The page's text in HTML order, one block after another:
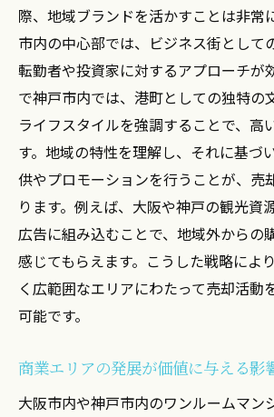
際、地域ブランドを活かすことは非常
市内の中心部では、ビジネス街として
転勤者や投資家に対するアプローチが
で神戸市内では、港町としての独特の
ライフスタイルを強調することで、高
す。地域の特性を理解し、それに基づ
供やプロモーションを行うことが、売
ります。例えば、大阪や神戸の観光資
広告に組み込むことで、地域外からの
感じてもらえます。こうした戦略によ
く広範囲なエリアにわたって売却活動
可能です。
商業エリアの発展が価値に与える影
大阪市内や神戸市内のワンルームマン